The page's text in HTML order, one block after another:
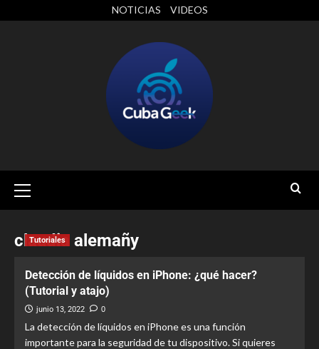
NOTICIAS VIDEOS
claudia alemañy
Tutoriales
Detección de líquidos en iPhone: ¿qué hacer?
(Tutorial y atajo)
junio 13, 2022 0
La detección de líquidos en iPhone es una función
importante para la seguridad de tu dispositivo. Si quieres